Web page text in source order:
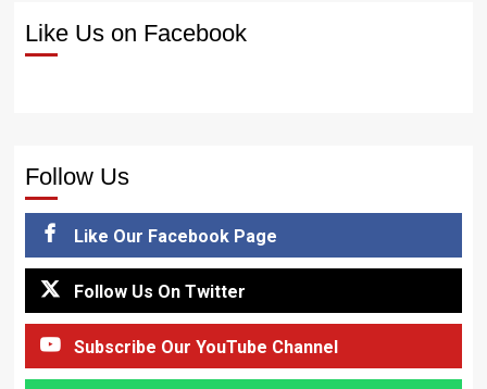
Like Us on Facebook
Follow Us
Like Our Facebook Page
Follow Us On Twitter
Subscribe Our YouTube Channel